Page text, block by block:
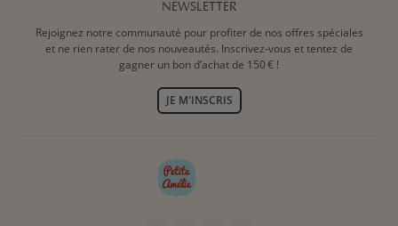
NEWSLETTER
Rejoignez notre communauté pour profiter de nos offres spéciales
et ne rien rater de nos nouveautés. Inscrivez-vous et tentez de
gagner un bon d’achat de 150 € !
JE M'INSCRIS